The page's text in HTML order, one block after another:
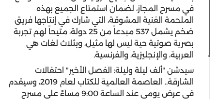
في مسرح المجاز، لضمان استمتاع الجميع بهذه
الملحمة الفنية المشوقة، التي شارك في إنتاجها فريق
ضخم يشمل 537 مبدعاً من 25 دولة، متيحاً لهم تجربة
بصرية صوتية حية ليس لها مثيل، وبثلاث لغات هي
العربية، والإنجليزية، والفرنسية.
سيدشن "ألف ليلة وليلة: الفصل الأخير" احتفالات
الشارقة.. العاصمة العالمية للكتاب لعام 2019، وسيقدم
في عرض يومي عند الساعة 9:00 مساءً على مسرح